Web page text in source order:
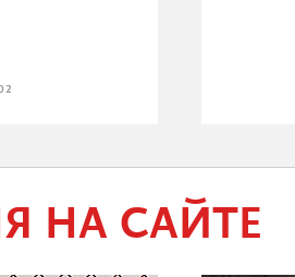
НА САЙТЕ